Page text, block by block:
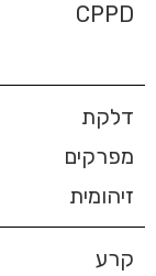
CPPD
דלקת
מפרקים
זיהומית
קרע